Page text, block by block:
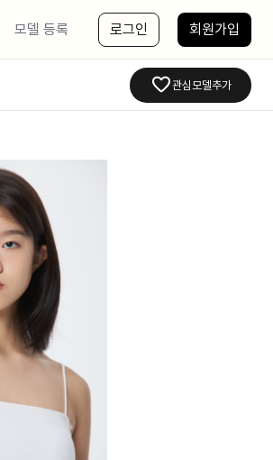
모델 등록 로그인 회원가입
관심모델추가